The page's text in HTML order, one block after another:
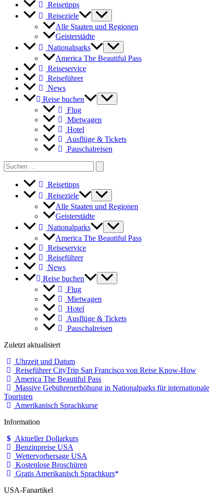
Reisetipps
Reiseziele
Alle Staaten und Regionen
Geisterstädte
Nationalparks
America The Beautiful Pass
Reiseservice
Reiseführer
News
Reise buchen
Flug
Mietwagen
Hotel
Ausflüge & Tickets
Pauschalreisen
Search
for:
Reisetipps
Reiseziele
Alle Staaten und Regionen
Geisterstädte
Nationalparks
America The Beautiful Pass
Reiseservice
Reiseführer
News
Reise buchen
Flug
Mietwagen
Hotel
Ausflüge & Tickets
Pauschalreisen
Zuletzt aktualisiert
Uhrzeit und Datum
Reiseführer CityTrip San Francisco von Reise Know-How
America The Beautiful Pass
Massive Gebührenerhöhung in Nationalparks für internationale
Touristen
Amerikanisch Sprachkurse
Information
Aktueller Dollarkurs
Benzinpreise USA
Wettervorhersage USA
Kostenlose Broschüren
Gratis Amerikanisch Sprachkurs
USA-Fanartikel